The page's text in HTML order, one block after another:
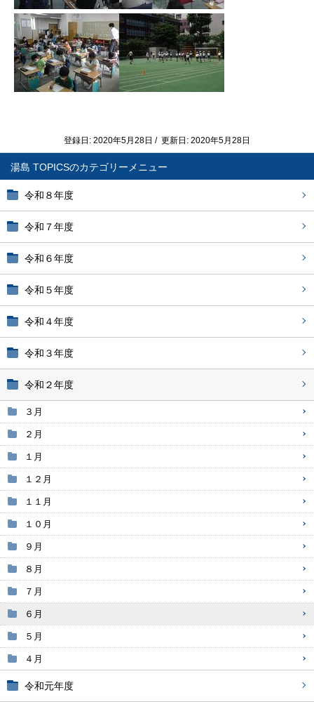
湯島 TOPICS
令和８年度
令和７年度
令和６年度
令和５年度
令和４年度
令和３年度
令和２年度
３月
２月
１月
１２月
１１月
１０月
９月
８月
７月
６月
５月
４月
令和元年度
登録日: 2020年5月28日 / 更新日: 2020年5月28日